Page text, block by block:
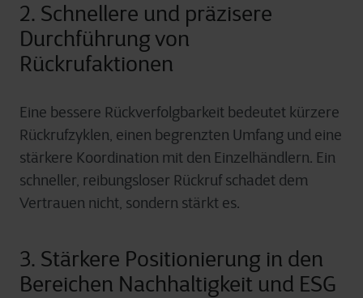
2. Schnellere und präzisere
Durchführung von
Rückrufaktionen
Eine bessere Rückverfolgbarkeit bedeutet kürzere
Rückrufzyklen, einen begrenzten Umfang und eine
stärkere Koordination mit den Einzelhändlern. Ein
schneller, reibungsloser Rückruf schadet dem
Vertrauen nicht, sondern stärkt es.
3. Stärkere Positionierung in den
Bereichen Nachhaltigkeit und ESG